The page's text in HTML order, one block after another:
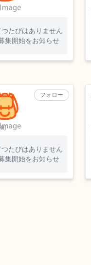
たびはありません
集開始をお知らせ
フォロー
たびはありません
集開始をお知らせ